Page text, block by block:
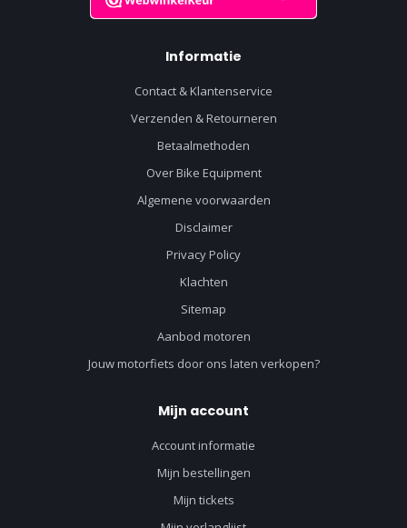
Informatie
Contact & Klantenservice
Verzenden & Retourneren
Betaalmethoden
Over Bike Equipment
Algemene voorwaarden
Disclaimer
Privacy Policy
Klachten
Sitemap
Aanbod motoren
Jouw motorfiets door ons laten verkopen?
Mijn account
Account informatie
Mijn bestellingen
Mijn tickets